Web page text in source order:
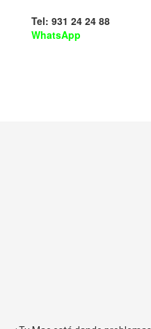
Tel: 931 24 24 88
WhatsApp
Reparación de